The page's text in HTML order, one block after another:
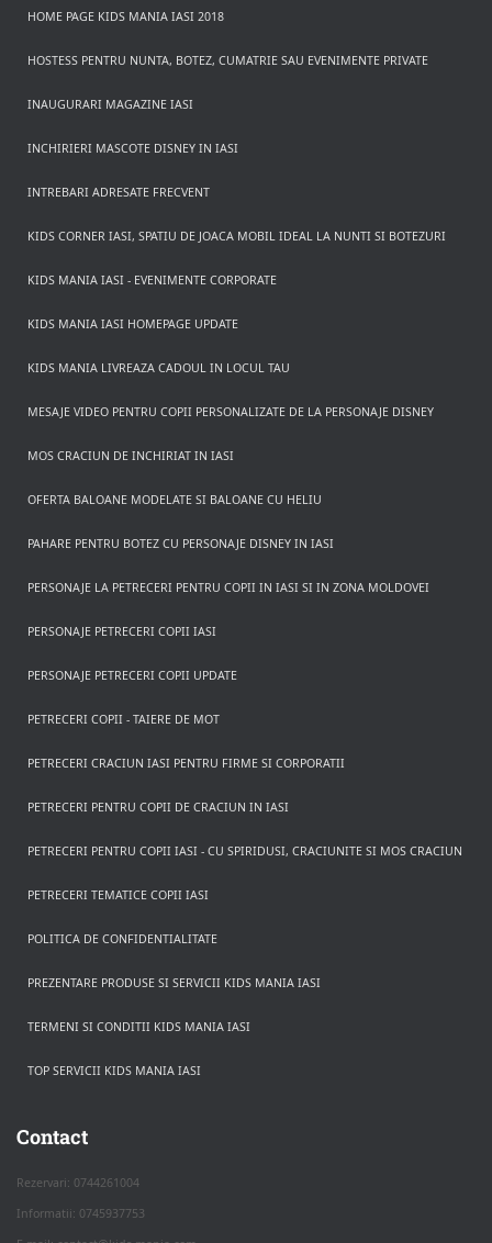
HOME PAGE KIDS MANIA IASI 2018
HOSTESS PENTRU NUNTA, BOTEZ, CUMATRIE SAU EVENIMENTE PRIVATE
INAUGURARI MAGAZINE IASI
INCHIRIERI MASCOTE DISNEY IN IASI
INTREBARI ADRESATE FRECVENT
KIDS CORNER IASI, SPATIU DE JOACA MOBIL IDEAL LA NUNTI SI BOTEZURI
KIDS MANIA IASI - EVENIMENTE CORPORATE
KIDS MANIA IASI HOMEPAGE UPDATE
KIDS MANIA LIVREAZA CADOUL IN LOCUL TAU
MESAJE VIDEO PENTRU COPII PERSONALIZATE DE LA PERSONAJE DISNEY
MOS CRACIUN DE INCHIRIAT IN IASI
OFERTA BALOANE MODELATE SI BALOANE CU HELIU
PAHARE PENTRU BOTEZ CU PERSONAJE DISNEY IN IASI
PERSONAJE LA PETRECERI PENTRU COPII IN IASI SI IN ZONA MOLDOVEI
PERSONAJE PETRECERI COPII IASI
PERSONAJE PETRECERI COPII UPDATE
PETRECERI COPII - TAIERE DE MOT
PETRECERI CRACIUN IASI PENTRU FIRME SI CORPORATII
PETRECERI PENTRU COPII DE CRACIUN IN IASI
PETRECERI PENTRU COPII IASI - CU SPIRIDUSI, CRACIUNITE SI MOS CRACIUN
PETRECERI TEMATICE COPII IASI
POLITICA DE CONFIDENTIALITATE
PREZENTARE PRODUSE SI SERVICII KIDS MANIA IASI
TERMENI SI CONDITII KIDS MANIA IASI
TOP SERVICII KIDS MANIA IASI
Contact
Rezervari: 0744261004
Informatii: 0745937753
Apasa pe o categorie ca sa vezi serviciile.